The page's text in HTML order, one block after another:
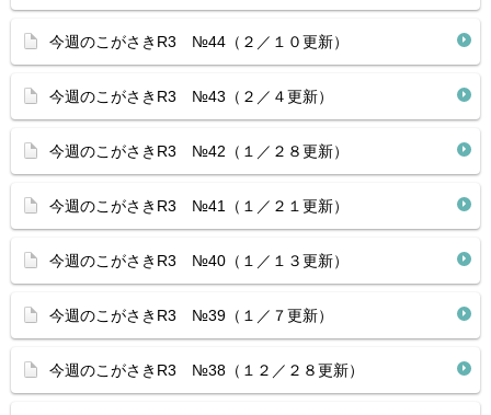
今週のこがさきR3 №44（２／１０更新）
今週のこがさきR3 №43（２／４更新）
今週のこがさきR3 №42（１／２８更新）
今週のこがさきR3 №41（１／２１更新）
今週のこがさきR3 №40（１／１３更新）
今週のこがさきR3 №39（１／７更新）
今週のこがさきR3 №38（１２／２８更新）